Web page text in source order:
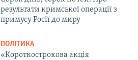
результати кримської операції з
примусу Росії до миру
ПОЛІТИКА
«Короткострокова акція